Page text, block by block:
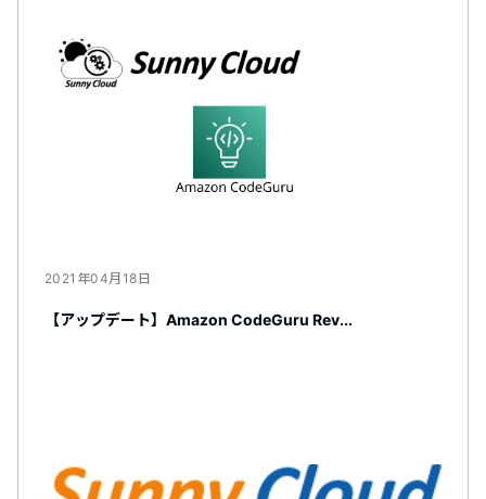
2021年04月18日
【アップデート】Amazon CodeGuru Rev...